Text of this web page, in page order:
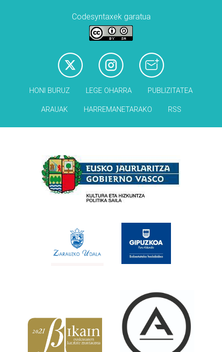
Codesyntaxek garatua
HONI BURUZ LEGE OHARRA PUBLIZITATEA
ARAUAK HARREMANETARAKO RSS